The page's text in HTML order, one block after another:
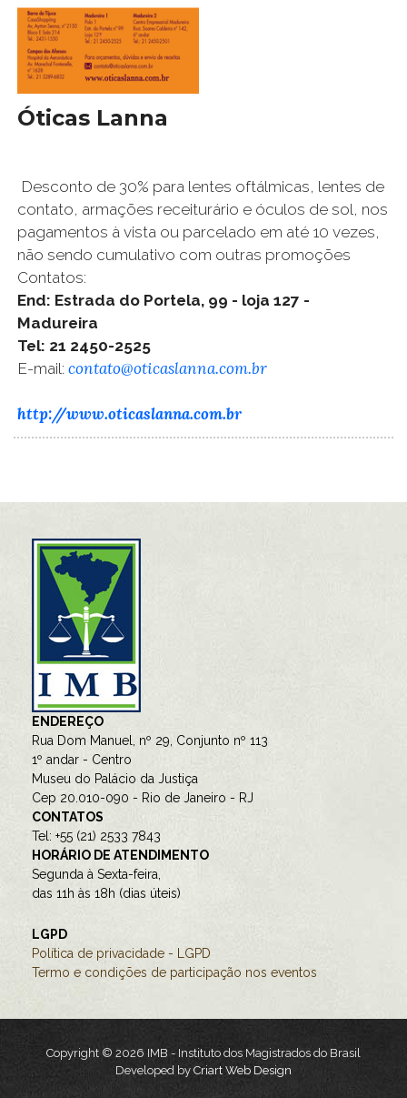
Óticas Lanna
Desconto de 30% para lentes oftálmicas, lentes de
contato, armações receiturário e óculos de sol, nos
pagamentos à vista ou parcelado em até 10 vezes,
não sendo cumulativo com outras promoções
Contatos:
End: Estrada do Portela, 99 - loja 127 -
Madureira
Tel: 21 2450-2525
E-mail: contato@oticaslanna.com.br
http://www.oticaslanna.com.br
ENDEREÇO
Rua Dom Manuel, nº 29, Conjunto nº 113
1º andar - Centro
Museu do Palácio da Justiça
Cep 20.010-090 - Rio de Janeiro - RJ
CONTATOS
Tel: +55 (21) 2533 7843
HORÁRIO DE ATENDIMENTO
Segunda à Sexta-feira,
das 11h às 18h (dias úteis)
LGPD
Política de privacidade - LGPD
Termo e condições de participação nos eventos
Copyright © 2026 IMB - Instituto dos Magistrados do Brasil
Developed byCriart Web Design